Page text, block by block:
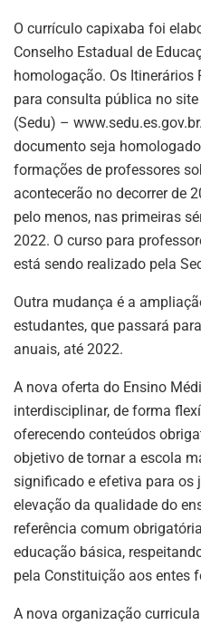
O currículo capixaba foi
Conselho Estadual de
homologação. Os
para consulta pública no
(Sedu) –
documento seja
formações de professores
acontecerão no decorrer de
pelo menos, nas primeiras
2022. O curso para
está sendo realizado pela
Outra mudança é a
estudantes, que passará
anuais, até 2022.
A nova oferta do Ensino
interdisciplinar, de forma
oferecendo conteúdos
objetivo de tornar a escola
significado e efetiva para os
elevação da qualidade do
referência comum
educação básica,
pela Constituição aos entes
A nova organização